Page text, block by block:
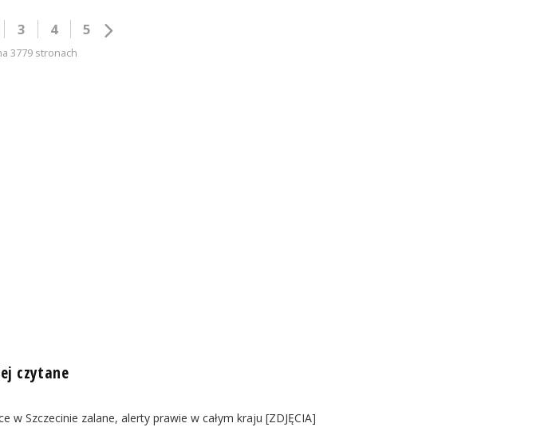
3 4 5
3779 stronach
czytane
w Szczecinie zalane, alerty prawie w całym kraju [ZDJĘCIA]